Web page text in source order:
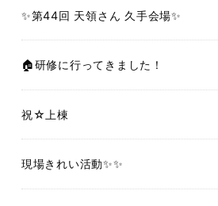
✨第44回 天領さん 久手会場✨
🏠研修に行ってきました！
祝☆上棟
現場きれい活動✨✨